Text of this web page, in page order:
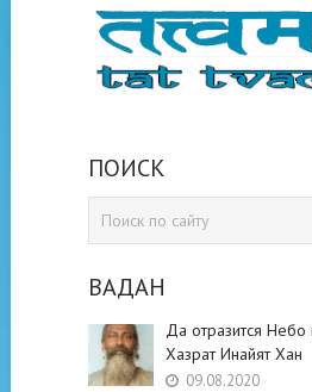
ПОИСК
ВАДАН
Да отразится
Хазрат Инайят Хан
09.08.2020